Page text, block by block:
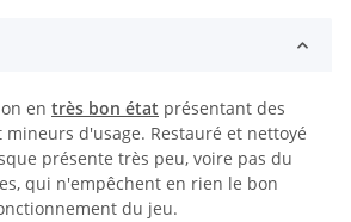
en très bon état présentant des
d'usage. Restauré et nettoyé
présente très peu, voire pas du
qui n'empêchent en rien le bon
du jeu.